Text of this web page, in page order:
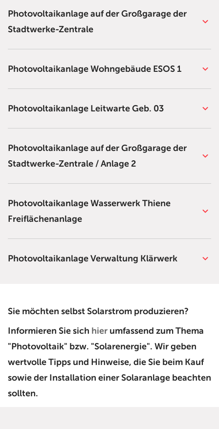
Photovoltaikanlage auf der Großgarage der
Stadtwerke-Zentrale
Photovoltaikanlage Wohngebäude ESOS 1
Photovoltaikanlage Leitwarte Geb. 03
Photovoltaikanlage auf der Großgarage der
Stadtwerke-Zentrale / Anlage 2
Photovoltaikanlage Wasserwerk Thiene
Freiflächenanlage
Photovoltaikanlage Verwaltung Klärwerk
Sie möchten selbst Solarstrom produzieren?
Informieren Sie sich hier umfassend zum Thema
"Photovoltaik" bzw. "Solarenergie". Wir geben
wertvolle Tipps und Hinweise, die Sie beim Kauf
sowie der Installation einer Solaranlage beachten
sollten.